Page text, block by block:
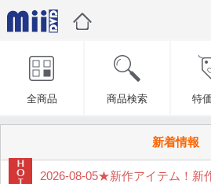
全商品 商品検索 特
新着情報
2026-08-05★新作アイテム！新